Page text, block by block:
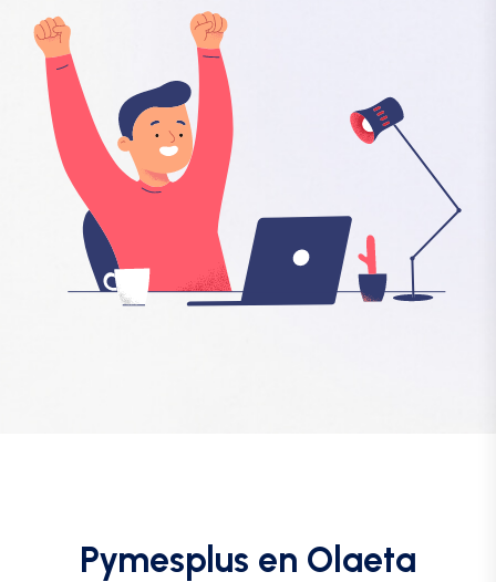
Pymesplus en Olaeta